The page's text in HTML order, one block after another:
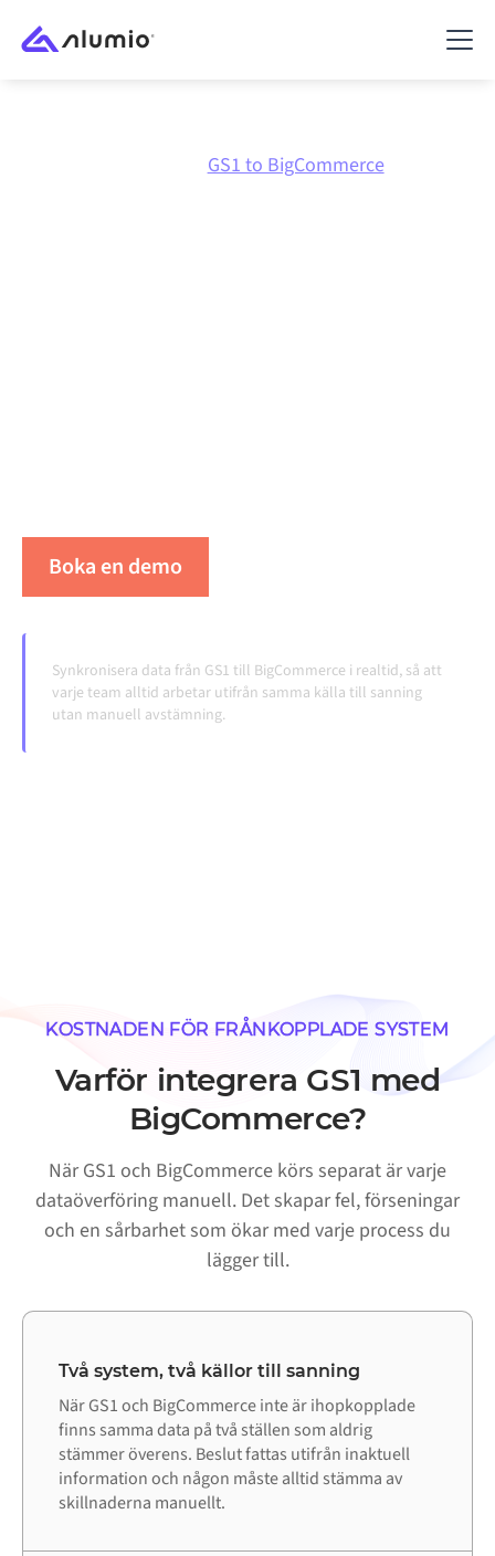
GS1 to BigCommerce
Boka en demo
Synkronisera data från GS1 till BigCommerce i realtid, så att
varje team alltid arbetar utifrån samma källa till sanning
utan manuell avstämning.
KOSTNADEN FÖR FRÅNKOPPLADE SYSTEM
Varför integrera GS1 med
BigCommerce?
När GS1 och BigCommerce körs separat är varje
dataöverföring manuell. Det skapar fel, förseningar
och en sårbarhet som ökar med varje process du
lägger till.
Två system, två källor till sanning
När GS1 och BigCommerce inte är ihopkopplade
finns samma data på två ställen som aldrig
stämmer överens. Beslut fattas utifrån inaktuell
information och någon måste alltid stämma av
skillnaderna manuellt.